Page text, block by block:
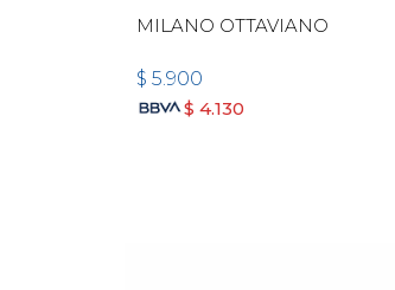
MILANO OTTAVIANO
$ 5.900
$ 4.130